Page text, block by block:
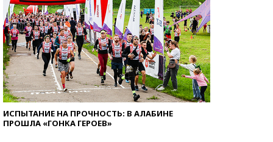
ИСПЫТАНИЕ НА ПРОЧНОСТЬ: В АЛАБИНЕ
ПРОШЛА «ГОНКА ГЕРОЕВ»